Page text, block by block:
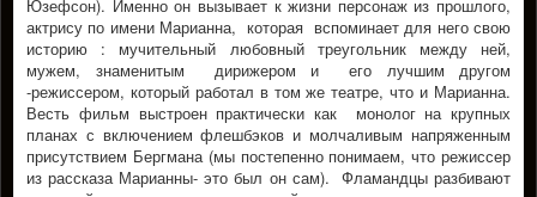
Юзефсон). Именно он вызывает к жизни персонаж из прошлого,
актрису по имени Марианна, которая вспоминает для него свою
историю : мучительный любовный треугольник между ней,
мужем, знаменитым дирижером и его лучшим другом
-режиссером, который работал в том же театре, что и Марианна.
Весть фильм выстроен практически как монолог на крупных
планах с включением флешбэков и молчаливым напряженным
присутствием Бергмана (мы постепенно понимаем, что режиссер
из рассказа Марианны- это был он сам). Фламандцы разбивают